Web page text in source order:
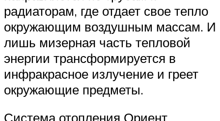
радиаторам, где отдает свое тепло
окружающим воздушным массам. И
лишь мизерная часть тепловой
энергии трансформируется в
инфракрасное излучение и греет
окружающие предметы.
Система отопления Ориент